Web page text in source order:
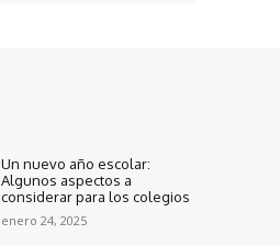
Un nuevo año escolar:
Algunos aspectos a
considerar para los colegios
enero 24, 2025